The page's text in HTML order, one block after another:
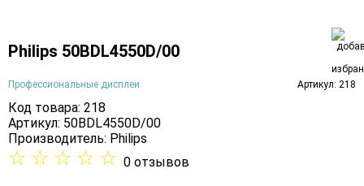
Philips 50BDL4550D/00
Профессиональные дисплеи Артикул: 218
Код товара: 218
Артикул: 50BDL4550D/00
Производитель: Philips
☆ ☆ ☆ ☆ ☆ 0 отзывов